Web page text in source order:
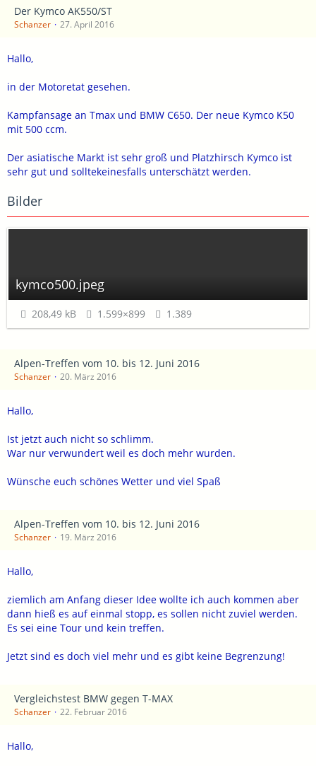
Der Kymco AK550/ST
Schanzer 27. April 2016
Hallo,
in der Motoretat gesehen.
Kampfansage an Tmax und BMW C650. Der neue Kymco K50
mit 500 ccm.
Der asiatische Markt ist sehr groß und Platzhirsch Kymco ist
sehr gut und solltekeinesfalls unterschätzt werden.
Bilder
kymco500.jpeg
208,49 kB 1.599×899 1.389
Alpen-Treffen vom 10. bis 12. Juni 2016
Schanzer 20. März 2016
Hallo,
Ist jetzt auch nicht so schlimm.
War nur verwundert weil es doch mehr wurden.
Wünsche euch schönes Wetter und viel Spaß
Alpen-Treffen vom 10. bis 12. Juni 2016
Schanzer 19. März 2016
Hallo,
ziemlich am Anfang dieser Idee wollte ich auch kommen aber
dann hieß es auf einmal stopp, es sollen nicht zuviel werden.
Es sei eine Tour und kein treffen.
Jetzt sind es doch viel mehr und es gibt keine Begrenzung!
Vergleichstest BMW gegen T-MAX
Schanzer 22. Februar 2016
Hallo,